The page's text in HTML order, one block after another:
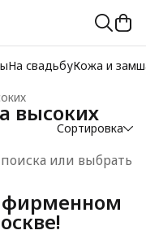
На свадьбуКожа и
высоких
Сортировка
или выбрать